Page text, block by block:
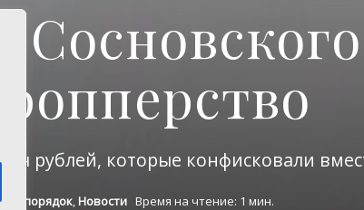
рублей, которые конфисковали
и порядок,Новости Время на чтение: 1 мин.